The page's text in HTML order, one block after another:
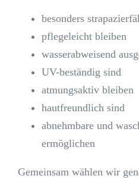
besonders
pflegeleicht bleiben
wasserabweisend
UV-beständig sind
atmungsaktiv bleiben
hautfreundlich sind
abnehmbare und
ermöglichen
Gemeinsam wählen wir